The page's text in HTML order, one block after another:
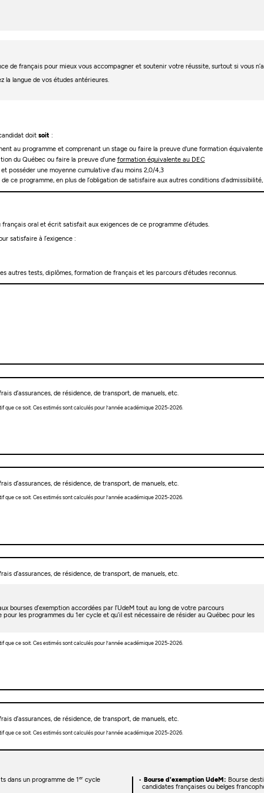
de français pour mieux vous accompagner et soutenir votre réussite, surtout si vous
la langue de vos études antérieures.
doitsoit :
au programme et comprenant un stage ou faire la preuve d'une formation
du Québec ou faire la preuve d’une formation équivalente au DEC
posséder une moyenne cumulative d’au moins 2,0/4,3
ce programme, en plus de l’obligation de satisfaire aux autres conditions
oral et écrit satisfait aux exigences de ce programme d’études.
satisfaire à l’exigence :
autres tests, diplômes, formation de français et les parcours d'études reconnus.
d’assurances, de résidence, de transport, de manuels, etc.
ce soit. Ces estimés sont calculés pour l’année académique 2025-2026.
d’assurances, de résidence, de transport, de manuels, etc.
ce soit. Ces estimés sont calculés pour l’année académique 2025-2026.
d’assurances, de résidence, de transport, de manuels, etc.
bourses d’exemption accordées par l’UdeM tout au long de votre parcours
les programmes du 1er cycle et qu’il est nécessaire de résider au Québec pour les
ce soit. Ces estimés sont calculés pour l’année académique 2025-2026.
d’assurances, de résidence, de transport, de manuels, etc.
ce soit. Ces estimés sont calculés pour l’année académique 2025-2026.
dans un programme de 1 ercycle Bourse d'exemption UdeM: Bourse
candidates françaises ou belges